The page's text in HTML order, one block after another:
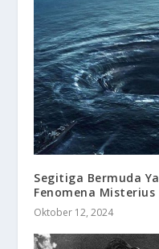
Segitiga Bermuda
Fenomena Misterius
Oktober 12, 2024